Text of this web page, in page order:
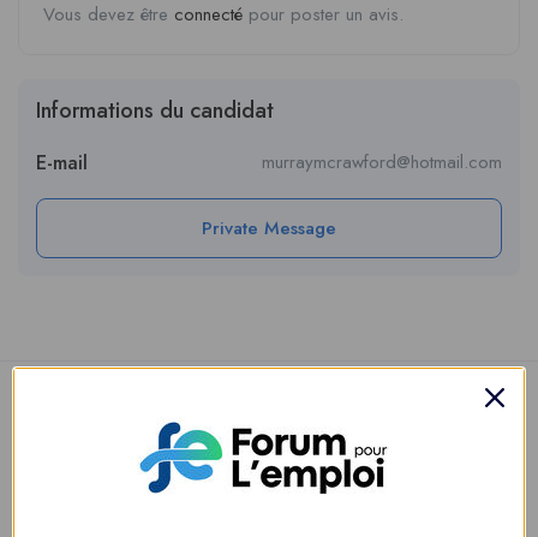
Vous devez être connecté pour poster un avis.
Informations du candidat
E-mail murraymcrawford@hotmail.com
Private Message